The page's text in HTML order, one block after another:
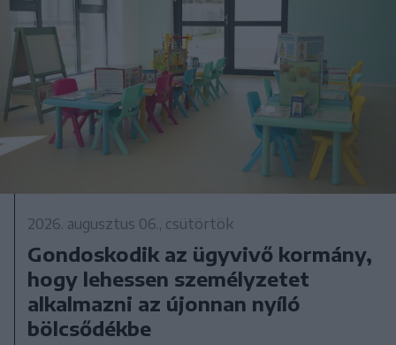
2026. augusztus 06., csütörtök
Gondoskodik az ügyvivő kormány,
hogy lehessen személyzetet
alkalmazni az újonnan nyíló
bölcsődékbe